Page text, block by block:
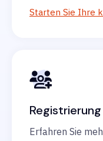
Starten Sie Ihre
Erfahren Sie